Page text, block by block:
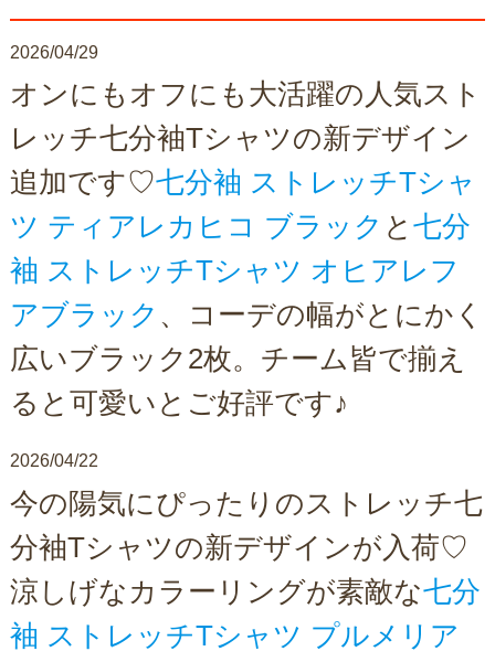
2026/04/29
オンにもオフにも大活躍の人気スト
レッチ七分袖Tシャツの新デザイン
追加です♡七分袖 ストレッチTシャ
ツ ティアレカヒコ ブラック と 七分
袖 ストレッチTシャツ オヒアレフ
アブラック 、コーデの幅がとにかく
広いブラック2枚。チーム皆で揃え
ると可愛いとご好評です♪
2026/04/22
今の陽気にぴったりのストレッチ七
分袖Tシャツの新デザインが入荷♡
涼しげなカラーリングが素敵な七分
袖 ストレッチTシャツ プルメリア